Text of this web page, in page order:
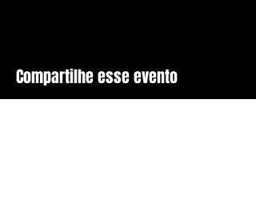
Compartilhe esse evento